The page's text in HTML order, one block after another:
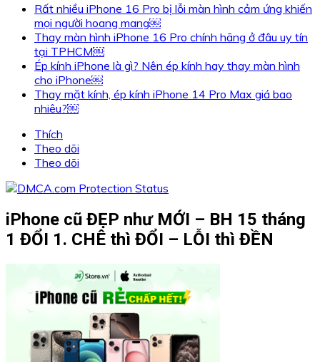
Rất nhiều iPhone 16 Pro bị lỗi màn hình cảm ứng khiến
mọi người hoang mang￼
Thay màn hình iPhone 16 Pro chính hãng ở đâu uy tín
tại TPHCM￼
Ép kính iPhone là gì? Nên ép kính hay thay màn hình
cho iPhone￼
Thay mặt kính, ép kính iPhone 14 Pro Max giá bao
nhiêu?￼
Thích
Theo dõi
Theo dõi
iPhone cũ ĐẸP như MỚI – BH 15 tháng
1 ĐỔI 1. CHÊ thì ĐỔI – LỖI thì ĐỀN